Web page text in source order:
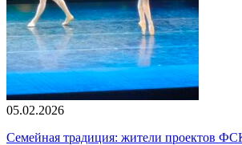
05.02.2026
Семейная традиция: жители проектов